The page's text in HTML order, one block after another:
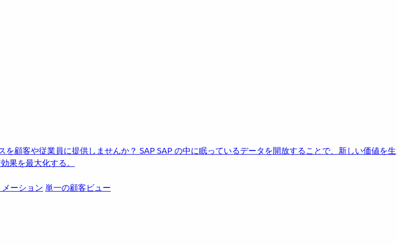
を顧客や従業員に提供しませんか？ SAPSAP の中に眠っているデータを開放することで、新しい価値を生
果を最大化する。
ーション 単一の顧客ビュー